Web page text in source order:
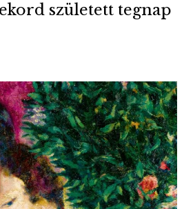
született tegnap